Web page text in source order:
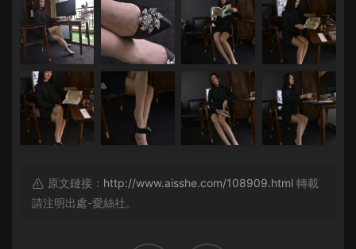
原文鏈接： http://www.aisshe.com/108909.html 轉載
請注明出處-愛絲社。